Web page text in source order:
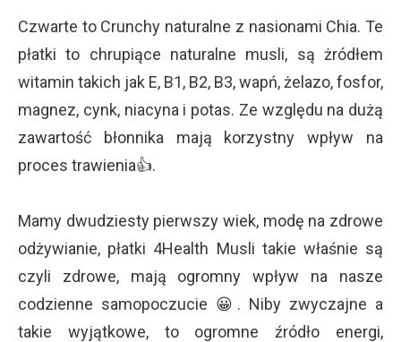
Czwarte to Crunchy naturalne z nasionami Chia. Te
płatki to chrupiące naturalne musli, są żródłem
witamin takich jak E, B1, B2, B3, wapń, żelazo, fosfor,
magnez, cynk, niacyna i potas. Ze względu na dużą
zawartość błonnika mają korzystny wpływ na
proces trawienia👍.
Mamy dwudziesty pierwszy wiek, modę na zdrowe
odżywianie, płatki 4Health Musli takie właśnie są
czyli zdrowe, mają ogromny wpływ na nasze
codzienne samopoczucie 😀. Niby zwyczajne a
takie wyjątkowe, to ogromne źródło energi,